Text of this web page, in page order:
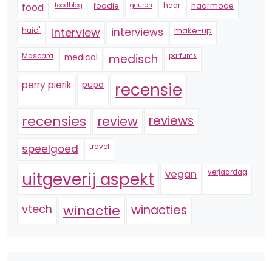
food foodblog foodie geuren haar haarmode
huid' interview interviews make-up
Mascara medical medisch parfums
perry pierik pupa recensie
recensies review reviews
speelgoed travel
uitgeverij aspekt vegan verjaardag
vtech winactie winacties